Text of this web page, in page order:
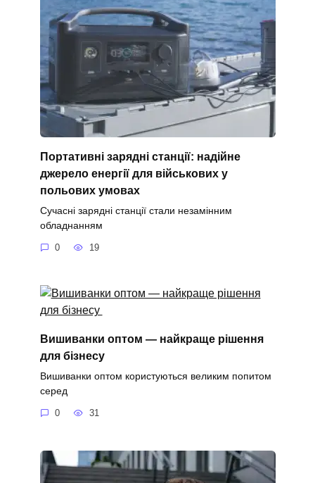
Портативні зарядні станції: надійне
джерело енергії для військових у
польових умовах
Сучасні зарядні станції стали незамінним
обладнанням
0 19
Вишиванки оптом — найкраще рішення
для бізнесу
Вишиванки оптом користуються великим попитом
серед
0 31